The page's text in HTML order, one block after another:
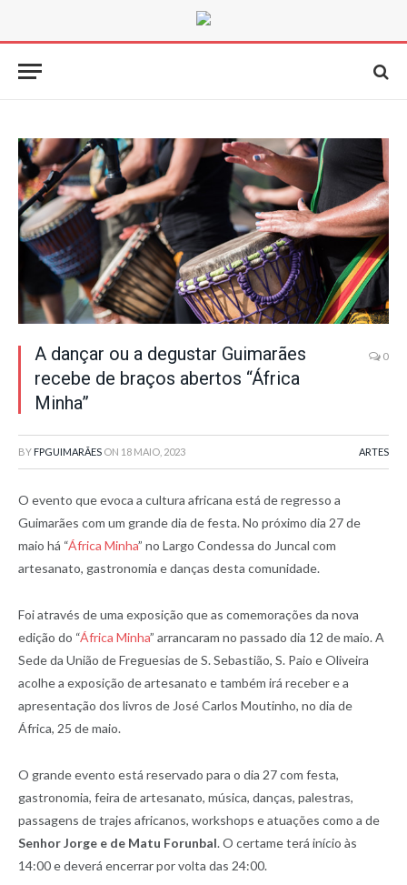
A dançar ou a degustar Guimarães
recebe de braços abertos “África
Minha”
0
BY FPGUIMARÃES ON 18 MAIO, 2023 ARTES
O evento que evoca a cultura africana está de regresso a
Guimarães com um grande dia de festa. No próximo dia 27 de
maio há “África Minha” no Largo Condessa do Juncal com
artesanato, gastronomia e danças desta comunidade.
Foi através de uma exposição que as comemorações da nova
edição do “África Minha” arrancaram no passado dia 12 de maio. A
Sede da União de Freguesias de S. Sebastião, S. Paio e Oliveira
acolhe a exposição de artesanato e também irá receber e a
apresentação dos livros de José Carlos Moutinho, no dia de
África, 25 de maio.
O grande evento está reservado para o dia 27 com festa,
gastronomia, feira de artesanato, música, danças, palestras,
passagens de trajes africanos, workshops e atuações como a de
Senhor Jorge e de Matu Forunbal. O certame terá início às
14:00 e deverá encerrar por volta das 24:00.